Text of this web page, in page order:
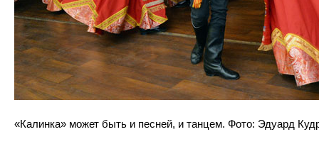
«Калинка» может быть и песней, и танцем. Фото: Эдуард